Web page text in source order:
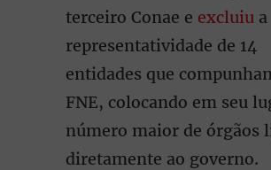
terceiro Conae e excluiu a
representatividade de 14
entidades que
FNE, colocando em seu
número maior de órgãos
diretamente ao governo.